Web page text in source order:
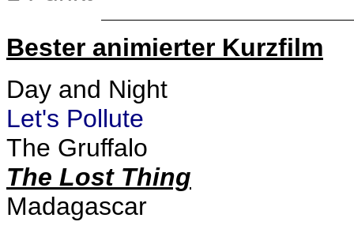
Bester animierter Kurzfilm
Day and Night
Let's Pollute
The Gruffalo
The Lost Thing
Madagascar